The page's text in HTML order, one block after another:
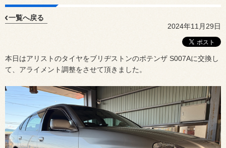
一覧へ戻る
2024年11月29日
本日はアリストのタイヤをブリヂストンのポテンザ S007Aに交換し
て、アライメント調整をさせて頂きました。